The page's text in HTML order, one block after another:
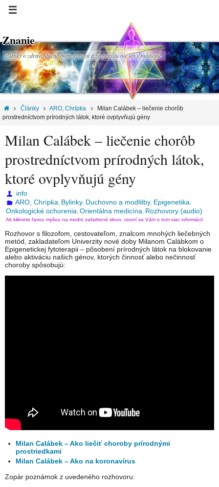
Znanie
Články o zdraví, duchovnom rozvoji a za pravdu nie len v medicíne.
Články ARO, Chrípka
Milan Calábek – liečenie chorôb
prostredníctvom prírodných látok, ktoré ovplyvňujú gény
Milan Calábek – liečenie chorôb
prostredníctvom prírodných látok,
ktoré ovplyvňujú gény
info
ARO, Chrípka Bylinky Duchovno a modlitby Epigenetika
Onkologické ochorenia Orientálna medicína Rozhovory (audio)
Ak kliknete ľavou myšou na modro zafarbené slovo, otvorí sa Vám o tom viac informácií.
Rozhovor s filozofom, cestovateľom, znalcom mnohých liečebných
metód, zakladateľom Univerzity nové doby Milanom Calábkom o
Epigenetickej fytoterapii – pôsobení prírodných látok na blokovanie
alebo aktiváciu našich génov, ktorých činnosť alebo nečinnosť
choroby spôsobujú:
Milan Calábek – Ako liečiť choroby prírodnými
prostriedkami
Milan Calábek – Ako na koronavírus
Zopár poznámok z uvedeného rozhovoru: